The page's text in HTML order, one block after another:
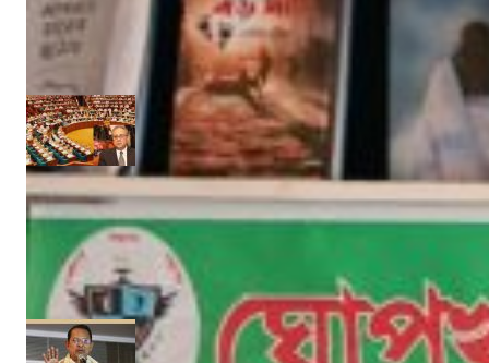
‘ইফতার সহানুভূতি’ উদ্যোগের সূচনা হলো ঘোপখালী স্পোর্টস ক্লাব ও পাঠাগার
‘উপকূলবাসীকে সুরক্ষায় তিন হাজার কোটি টাকার প্রকল্প’ :: সংসদে পানি সম্পদমন্ত্রী
নিজস্ব সংবাদদাতাজুন ১৩, ২০১৭